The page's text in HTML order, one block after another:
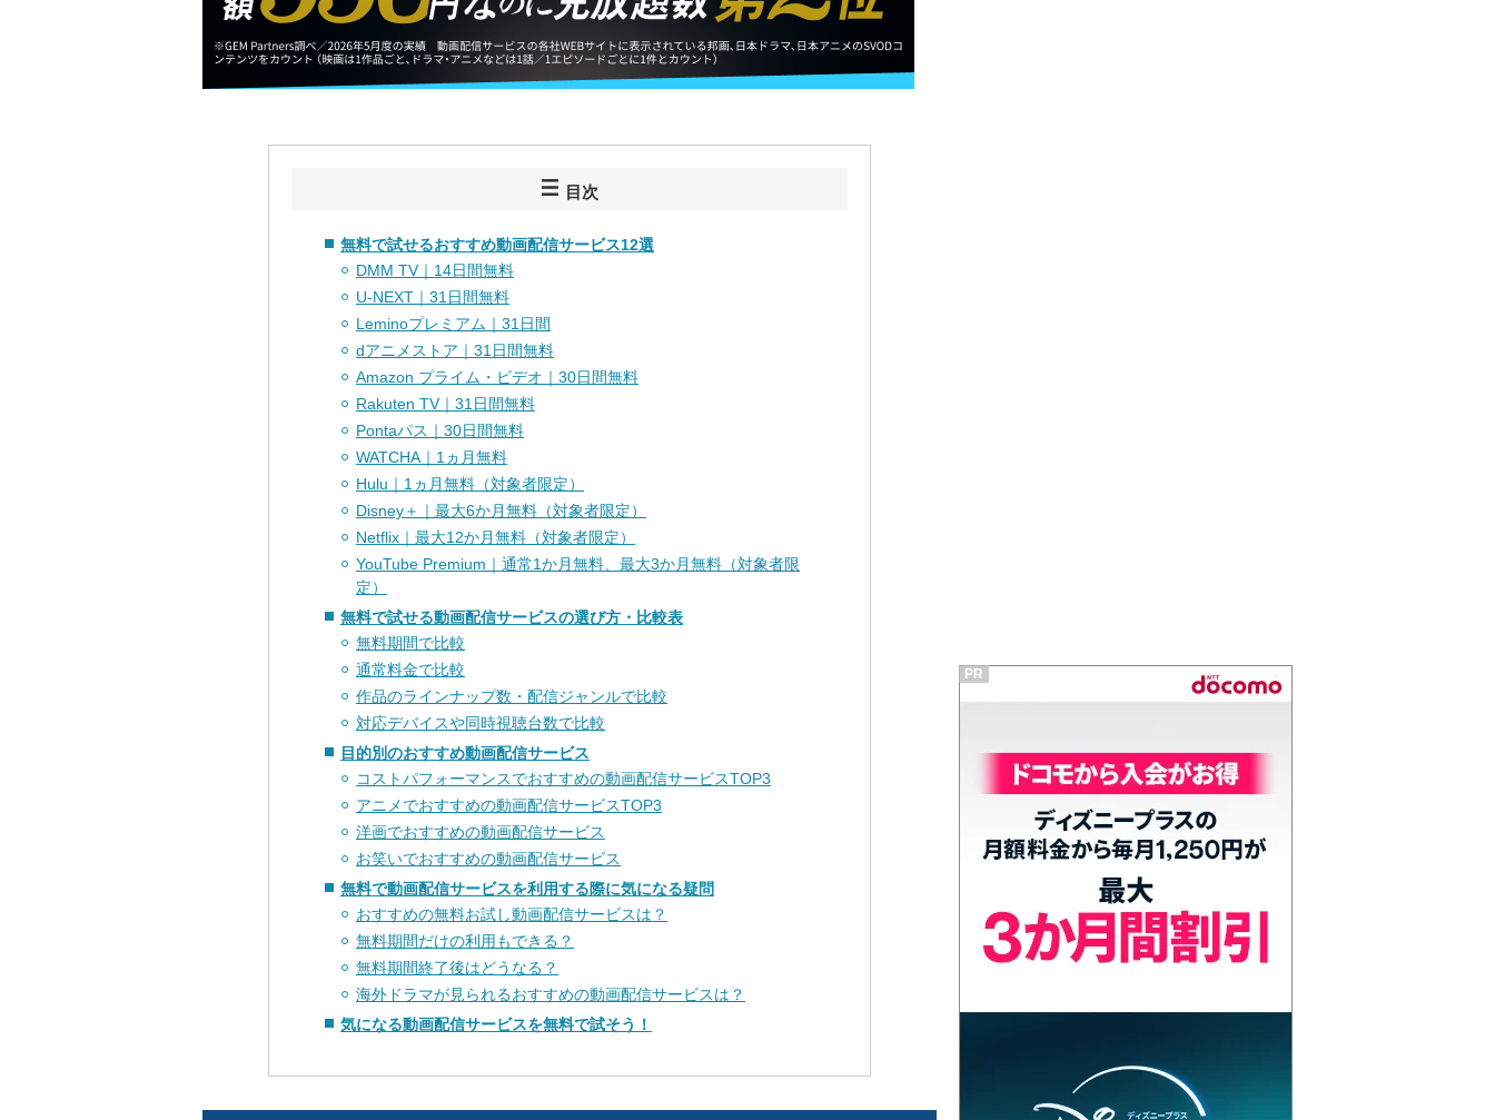
目次
無料で試せるおすすめ動画配信サービス12選
DMM TV｜14日間無料
U-NEXT｜31日間無料
Leminoプレミアム｜31日間
dアニメストア｜31日間無料
Amazon プライム・ビデオ｜30日間無料
Rakuten TV｜31日間無料
Pontaパス｜30日間無料
WATCHA｜1ヵ月無料
Hulu｜1ヵ月無料（対象者限定）
Disney＋｜最大6か月無料（対象者限定）
Netflix｜最大12か月無料（対象者限定）
YouTube Premium｜通常1か月無料、最大3か月無料（対象者限
定）
無料で試せる動画配信サービスの選び方・比較表
無料期間で比較
通常料金で比較
作品のラインナップ数・配信ジャンルで比較
対応デバイスや同時視聴台数で比較
目的別のおすすめ動画配信サービス
コストパフォーマンスでおすすめの動画配信サービスTOP3
アニメでおすすめの動画配信サービスTOP3
洋画でおすすめの動画配信サービス
お笑いでおすすめの動画配信サービス
無料で動画配信サービスを利用する際に気になる疑問
おすすめの無料お試し動画配信サービスは？
無料期間だけの利用もできる？
無料期間終了後はどうなる？
海外ドラマが見られるおすすめの動画配信サービスは？
気になる動画配信サービスを無料で試そう！
PR